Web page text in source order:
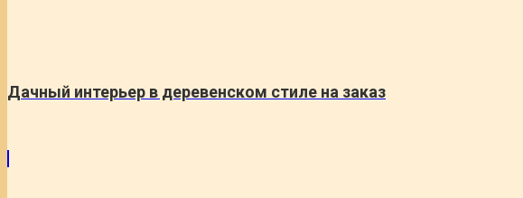
Дачный интерьер в деревенском стиле на заказ